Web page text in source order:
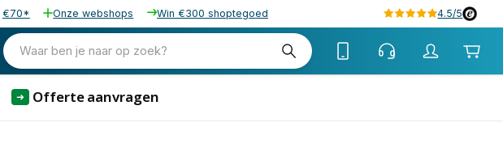
€70* Onze webshops Win €300 shoptegoed 4.5/5
Waar ben je naar op zoek?
➜ Offerte aanvragen
€ 697,86